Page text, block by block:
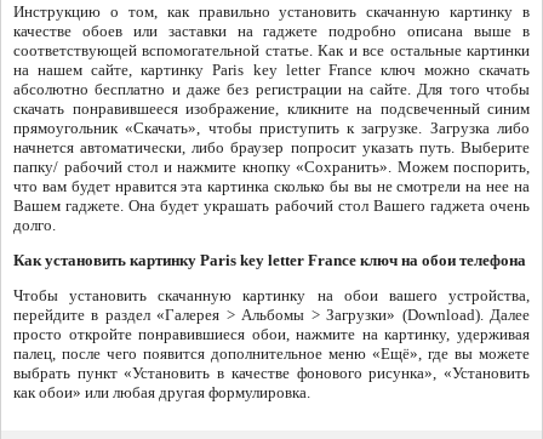
Инструкцию о том, как правильно установить скачанную картинку в
качестве обоев или заставки на гаджете подробно описана выше в
соответствующей вспомогательной статье. Как и все остальные картинки
на нашем сайте, картинку Paris key letter France ключ можно скачать
абсолютно бесплатно и даже без регистрации на сайте. Для того чтобы
скачать понравившееся изображение, кликните на подсвеченный синим
прямоугольник «Скачать», чтобы приступить к загрузке. Загрузка либо
начнется автоматически, либо браузер попросит указать путь. Выберите
папку/ рабочий стол и нажмите кнопку «Сохранить». Можем поспорить,
что вам будет нравится эта картинка сколько бы вы не смотрели на нее на
Вашем гаджете. Она будет украшать рабочий стол Вашего гаджета очень
долго.
Как установить картинку Paris key letter France ключ на обои телефона
Чтобы установить скачанную картинку на обои вашего устройства,
перейдите в раздел «Галерея > Альбомы > Загрузки» (Download). Далее
просто откройте понравившиеся обои, нажмите на картинку, удерживая
палец, после чего появится дополнительное меню «Ещё», где вы можете
выбрать пункт «Установить в качестве фонового рисунка», «Установить
как обои» или любая другая формулировка.